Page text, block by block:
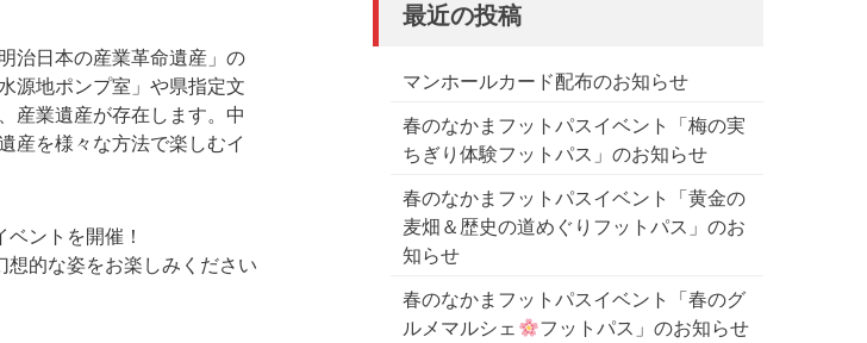
治日本の産業革命遺産」の
源地ポンプ室」や県指定文
産業遺産が存在します。中
産を様々な方法で楽しむイ
ントを開催！
想的な姿をお楽しみください
最近の投稿
マンホールカード配布のお知らせ
春のなかまフットパスイベント「梅の実
ちぎり体験フットパス」のお知らせ
春のなかまフットパスイベント「黄金の
麦畑＆歴史の道めぐりフットパス」のお
知らせ
春のなかまフットパスイベント「春のグ
ルメマルシェ
フットパス」のお知らせ